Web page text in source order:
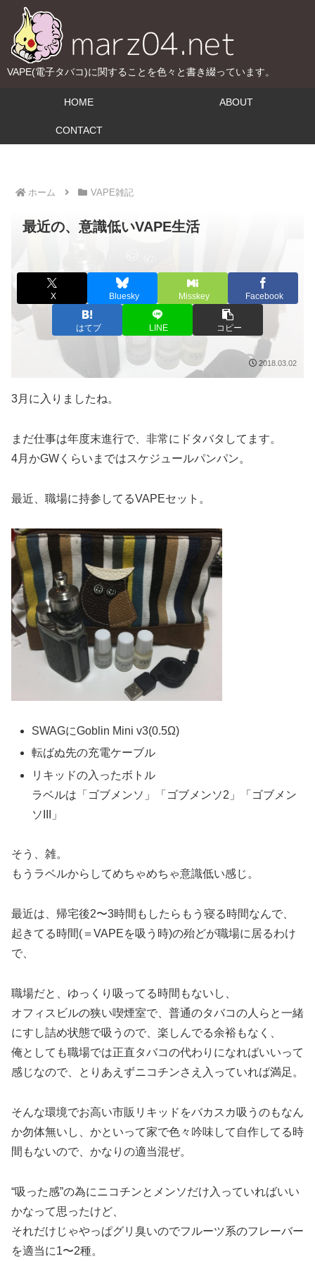
VAPE(電子タバコ)に関することを色々と書き綴っています。
HOME ABOUT
CONTACT
ホーム VAPE雑記
最近の、意識低いVAPE生活
X Bluesky Misskey Facebook
はてブ LINE コピー
2018.03.02
3月に入りましたね。
まだ仕事は年度末進行で、非常にドタバタしてます。
4月かGWくらいまではスケジュールパンパン。
最近、職場に持参してるVAPEセット。
SWAGにGoblin Mini v3(0.5Ω)
転ばぬ先の充電ケーブル
リキッドの入ったボトル
ラベルは「ゴブメンソ」「ゴブメンソ2」「ゴブメン
ソIII」
そう、雑。
もうラベルからしてめちゃめちゃ意識低い感じ。
最近は、帰宅後2〜3時間もしたらもう寝る時間なんで、
起きてる時間(＝VAPEを吸う時)の殆どが職場に居るわけ
で、
職場だと、ゆっくり吸ってる時間もないし、
オフィスビルの狭い喫煙室で、普通のタバコの人らと一緒
にすし詰め状態で吸うので、楽しんでる余裕もなく、
俺としても職場では正直タバコの代わりになればいいって
感じなので、とりあえずニコチンさえ入っていれば満足。
そんな環境でお高い市販リキッドをバカスカ吸うのもなん
か勿体無いし、かといって家で色々吟味して自作してる時
間もないので、かなりの適当混ぜ。
“吸った感”の為にニコチンとメンソだけ入っていればいい
かなって思ったけど、
それだけじゃやっぱグリ臭いのでフルーツ系のフレーバー
を適当に1〜2種。